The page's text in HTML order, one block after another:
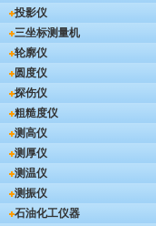
投影仪
三坐标测量机
轮廓仪
圆度仪
探伤仪
粗糙度仪
测高仪
测厚仪
测温仪
测振仪
石油化工仪器